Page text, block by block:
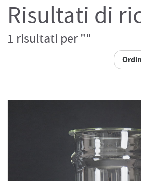
Risultati di
1 risultati per ""